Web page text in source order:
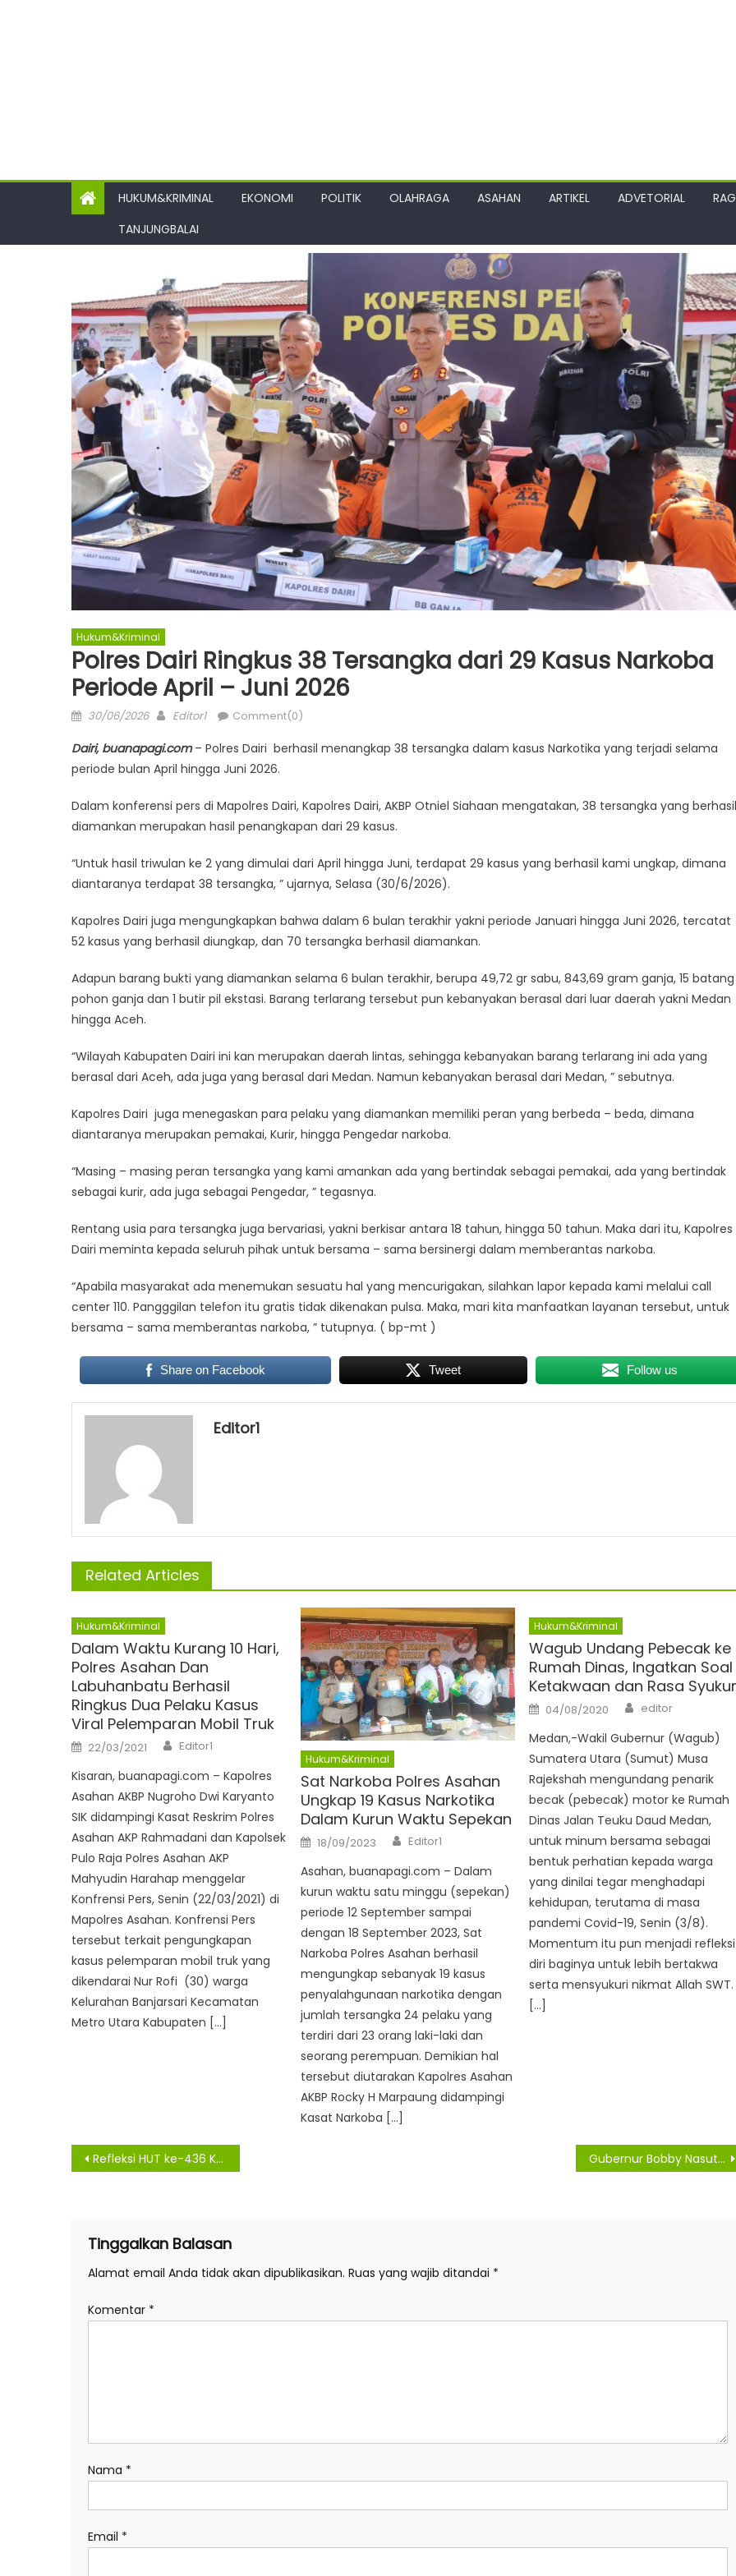
HUKUM&KRIMINAL EKONOMI POLITIK OLAHRAGA ASAHAN ARTIKEL ADVETORIAL
TANJUNGBALAI
Hukum&Kriminal
Polres Dairi Ringkus 38 Tersangka dari 29 Kasus Narkoba
Periode April – Juni 2026
Posted
30/06/2026 Author
Editor1 Comment(0)
Dairi, buanapagi.com– Polres Dairi berhasil menangkap 38 tersangka dalam kasus Narkotika yang terjadi selama
periode bulan April hingga Juni 2026.
Dalam konferensi pers di Mapolres Dairi, Kapolres Dairi, AKBP Otniel Siahaan mengatakan, 38 tersangka yang berhasil
diamankan merupakan hasil penangkapan dari 29 kasus.
“Untuk hasil triwulan ke 2 yang dimulai dari April hingga Juni, terdapat 29 kasus yang berhasil kami ungkap, dimana
diantaranya terdapat 38 tersangka, ” ujarnya, Selasa (30/6/2026).
Kapolres Dairi juga mengungkapkan bahwa dalam 6 bulan terakhir yakni periode Januari hingga Juni 2026, tercatat
52 kasus yang berhasil diungkap, dan 70 tersangka berhasil diamankan.
Adapun barang bukti yang diamankan selama 6 bulan terakhir, berupa 49,72 gr sabu, 843,69 gram ganja, 15 batang
pohon ganja dan 1 butir pil ekstasi. Barang terlarang tersebut pun kebanyakan berasal dari luar daerah yakni Medan
hingga Aceh.
“Wilayah Kabupaten Dairi ini kan merupakan daerah lintas, sehingga kebanyakan barang terlarang ini ada yang
berasal dari Aceh, ada juga yang berasal dari Medan. Namun kebanyakan berasal dari Medan, ” sebutnya.
Kapolres Dairi juga menegaskan para pelaku yang diamankan memiliki peran yang berbeda – beda, dimana
diantaranya merupakan pemakai, Kurir, hingga Pengedar narkoba.
“Masing – masing peran tersangka yang kami amankan ada yang bertindak sebagai pemakai, ada yang bertindak
sebagai kurir, ada juga sebagai Pengedar, ” tegasnya.
Rentang usia para tersangka juga bervariasi, yakni berkisar antara 18 tahun, hingga 50 tahun. Maka dari itu, Kapolres
Dairi meminta kepada seluruh pihak untuk bersama – sama bersinergi dalam memberantas narkoba.
“Apabila masyarakat ada menemukan sesuatu hal yang mencurigakan, silahkan lapor kepada kami melalui call
center 110. Pangggilan telefon itu gratis tidak dikenakan pulsa. Maka, mari kita manfaatkan layanan tersebut, untuk
bersama – sama memberantas narkoba, ” tutupnya. ( bp-mt )
Share on Facebook Tweet Follow us
Editor1
Related Articles
Hukum&Kriminal
Dalam Waktu Kurang 10 Hari,
Polres Asahan Dan
Labuhanbatu Berhasil
Ringkus Dua Pelaku Kasus
Viral Pelemparan Mobil Truk
Posted
on
22/03/2021 Author
Editor1
Kisaran, buanapagi.com – Kapolres
Asahan AKBP Nugroho Dwi Karyanto
SIK didampingi Kasat Reskrim Polres
Asahan AKP Rahmadani dan Kapolsek
Pulo Raja Polres Asahan AKP
Mahyudin Harahap menggelar
Konfrensi Pers, Senin (22/03/2021) di
Mapolres Asahan. Konfrensi Pers
tersebut terkait pengungkapan
kasus pelemparan mobil truk yang
dikendarai Nur Rofi (30) warga
Kelurahan Banjarsari Kecamatan
Metro Utara Kabupaten […]
Hukum&Kriminal
Sat Narkoba Polres Asahan
Ungkap 19 Kasus Narkotika
Dalam Kurun Waktu Sepekan
Posted
on
18/09/2023 Author
Editor1
Asahan, buanapagi.com – Dalam
kurun waktu satu minggu (sepekan)
periode 12 September sampai
dengan 18 September 2023, Sat
Narkoba Polres Asahan berhasil
mengungkap sebanyak 19 kasus
penyalahgunaan narkotika dengan
jumlah tersangka 24 pelaku yang
terdiri dari 23 orang laki-laki dan
seorang perempuan. Demikian hal
tersebut diutarakan Kapolres Asahan
AKBP Rocky H Marpaung didampingi
Kasat Narkoba […]
Hukum&Kriminal
Wagub Undang Pebecak ke
Rumah Dinas, Ingatkan Soal
Ketakwaan dan Rasa
Posted
on
04/08/2020 Author
editor
Medan,-Wakil Gubernur (Wagub)
Sumatera Utara (Sumut) Musa
Rajekshah mengundang penarik
becak (pebecak) motor ke Rumah
Dinas Jalan Teuku Daud Medan,
untuk minum bersama sebagai
bentuk perhatian kepada warga
yang dinilai tegar menghadapi
kehidupan, terutama di masa
pandemi Covid-19, Senin (3/8).
Momentum itu pun menjadi refleksi
diri baginya untuk lebih bertakwa
serta mensyukuri nikmat Allah SWT.
[…]
Navigasi
Refleksi HUT ke-436 Kota Medan, Zulham Efendi Sampaikan Sejumlah Catatan Penting Gubernur Bobby Nasution Salurkan ZIS Rp3,5 Miliar kepada 5.051 Penerima Manfaat
Tinggalkan Balasan
Alamat email Anda tidak akan dipublikasikan. Ruas yang wajib ditandai *
Komentar *
Nama *
Email *